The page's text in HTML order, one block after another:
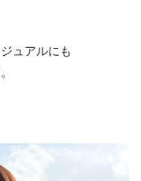
ュアルにも